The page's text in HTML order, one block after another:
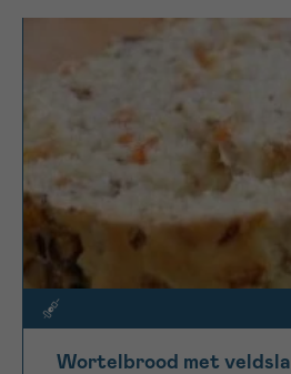
Wortelbrood met veldsla